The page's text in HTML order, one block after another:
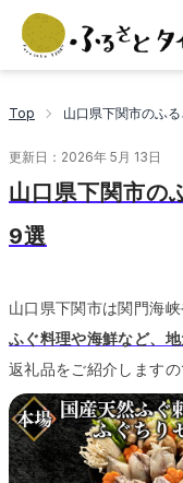
Top 山口県下関市のふ
更新日： 2026年 5月 13日
山口県下関市の
9選
山口県下関市は関門海
ふぐ料理や海鮮など、地
返礼品をご紹介します